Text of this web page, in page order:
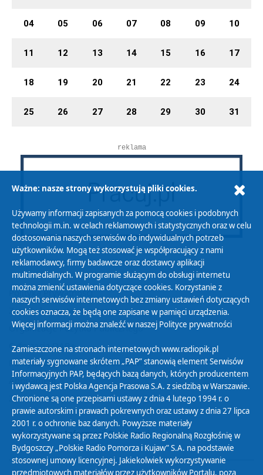
04 05 06 07 08 09 10
11 12 13 14 15 16 17
18 19 20 21 22 23 24
25 26 27 28 29 30 31
reklama
Polityka Prywatności
Zasady korzystania z Serwisu
Organizacje Pożytku Publicznego
Cyfryzacja DAB+
Polityka ochrony danych osobowych
Abonament
Zamówienia publiczne
Biuletyn Informacji Publicznej
Ważne: nasze strony wykorzystują pliki cookies.
Używamy informacji zapisanych za pomocą cookies i podobnych
technologii m.in. w celach reklamowych i statystycznych oraz w celu
dostosowania naszych serwisów do indywidualnych potrzeb
użytkowników. Mogą też stosować je współpracujący z nami
reklamodawcy, firmy badawcze oraz dostawcy aplikacji
multimedialnych. W programie służącym do obsługi internetu
można zmienić ustawienia dotyczące cookies. Korzystanie z
naszych serwisów internetowych bez zmiany ustawień dotyczących
cookies oznacza, że będą one zapisane w pamięci urządzenia.
Więcej informacji można znaleźć w naszej Polityce prywatności
Zamieszczone na stronach internetowych www.radiopik.pl
materiały sygnowane skrótem „PAP” stanowią element Serwisów
Informacyjnych PAP, będących bazą danych, których producentem
i wydawcą jest Polska Agencja Prasowa S.A. z siedzibą w Warszawie.
Chronione są one przepisami ustawy z dnia 4 lutego 1994 r. o
prawie autorskim i prawach pokrewnych oraz ustawy z dnia 27 lipca
2001 r. o ochronie baz danych. Powyższe materiały
wykorzystywane są przez Polskie Radio Regionalną Rozgłośnię w
Bydgoszczy „Polskie Radio Pomorza i Kujaw” S.A. na podstawie
stosownej umowy licencyjnej. Jakiekolwiek wykorzystywanie
przedmiotowych materiałów przez użytkowników Portalu, poza